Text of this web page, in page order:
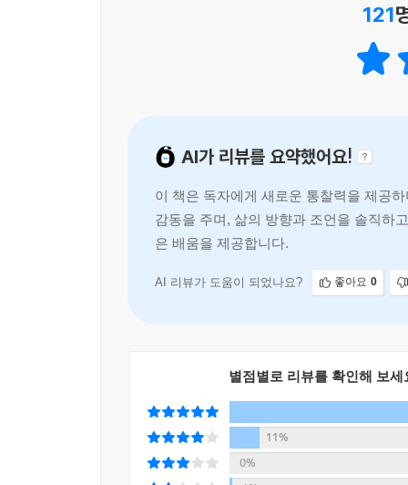
통화하고, 술을 마시고, 시간을 보내면서 성장을
모든 성공의 작동원리가 담겨 있다. 이 원리와
못했던 습관을 가장 쉽고 빠르게 내 것으로 만드는
이 책에는 ‘몸으로 읽는 독서법’, ‘시간, 공간, 인
가득하다. 특히 주목할 만한 것은 ‘열심히’라는
오늘을 희생하는 모습이다. 그래서 ‘열심히’ 대신
새롭게 시작해보자. 지금까지의 삶의 방식으로
성공한 미래의 당신이 오늘의 당신에게 가장 고마
121
AI가 리뷰를 요약했어요!
이 책은 독자에게 새로운 통찰력을 제공
감동을 주며, 삶의 방향과 조언을 솔직하
은 배움을 제공합니다.
AI 리뷰가 도움이 되었나요? 좋아요 0
별점별로 리뷰를 확인해 보세
11%
0%